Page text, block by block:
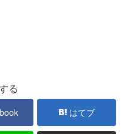
る
はてブ